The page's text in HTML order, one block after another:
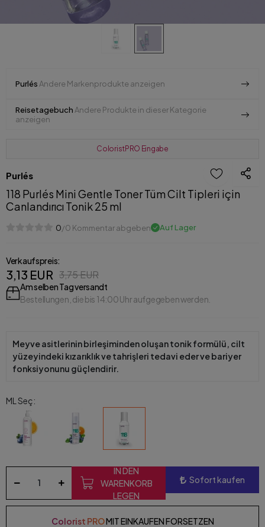
Purlés Andere Markenprodukte anzeigen
Reisetagebuch Andere Produkte in dieser Kategorie
anzeigen
ColoristPRO Eingabe
Purlés
118 Purlés Mini Gentle Toner Tüm Cilt Tipleri için
Canlandırıcı Tonik 25 ml
0/0 Kommentar abgeben Auf Lager
Verkaufspreis:
3,13 EUR 3,75 EUR
Am selben Tag versandt
Bestellungen, die bis 14:00 Uhr aufgegeben werden.
Meyve asitlerinin birleşiminden oluşan tonik formülü, cilt
yüzeyindeki kızarıklık ve tahrişleri tedavi eder ve bariyer
fonksiyonunu güçlendirir.
ML Seç:
IN DEN
WARENKORB
LEGEN
Sofort kaufen
Colorist PROMIT EINKAUFEN FORSETZEN